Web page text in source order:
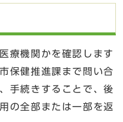
療機関かを確認します
保健推進課まで問い合
手続きすることで、後
の全部または一部を返